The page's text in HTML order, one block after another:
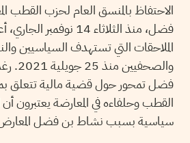
الاحتفاظ بالمنسق العام لحزب القطب
فضل، منذ الثلاثاء 14
الملاحقات التي تستهدف السياسيين
فضل تمحور حول قضية مالية تتعلق
القطب وحلفاءه في المعارضة يعتبرون
سياسية بسبب نشاط بن فضل